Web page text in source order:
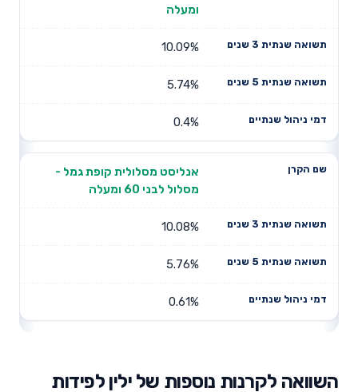
ומעלה
10.09%
5.74%
0.4%
אנליסט מסלולית קופת גמל -
מסלול לבני 60 ומעלה
10.08%
5.76%
0.61%
השוואה לקרנות נוספות של ילין לפידות